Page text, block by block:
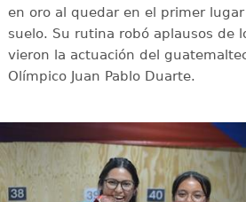
en oro al quedar en el primer
suelo. Su rutina robó aplausos de
vieron la actuación del
Olímpico Juan Pablo Duarte.